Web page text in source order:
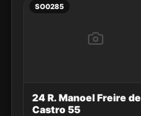
SO0285
24 R. Manoel Freire de
Castro 55